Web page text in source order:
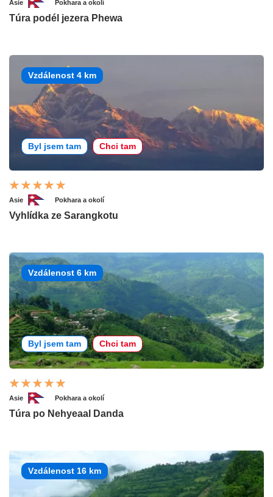
Asie Pokhara a okolí
Túra podél jezera Phewa
Vzdálenost 4 km
Byl jsem tam Chci tam
Asie Pokhara a okolí
Vyhlídka ze Sarangkotu
Vzdálenost 6 km
Byl jsem tam Chci tam
Asie Pokhara a okolí
Túra po Nehyeaal Danda
Vzdálenost 16 km